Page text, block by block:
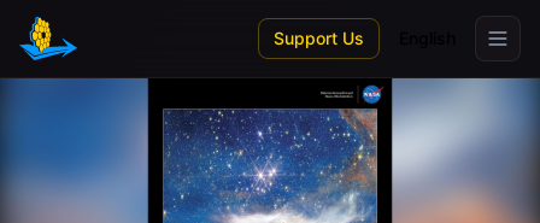
Skip to main content
Support Us